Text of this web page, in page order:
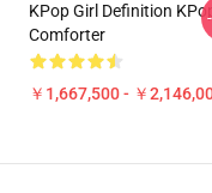
KPop Girl Definition
Comforter
￥1,667,500 - ￥